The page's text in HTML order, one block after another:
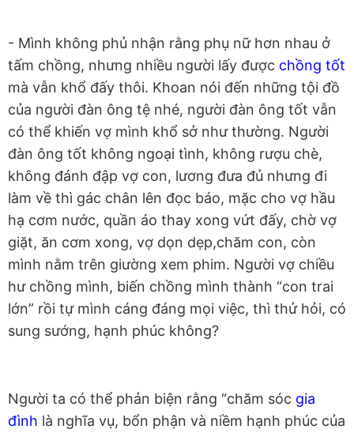
- Mình không phủ nhận rằng phụ nữ hơn nhau ở
tấm chồng, nhưng nhiều người lấy được chồng tốt
mà vẫn khổ đấy thôi. Khoan nói đến những tội đồ
của người đàn ông tệ nhé, người đàn ông tốt vẫn
có thể khiến vợ mình khổ sở như thường. Người
đàn ông tốt không ngoại tình, không rượu chè,
không đánh đập vợ con, lương đưa đủ nhưng đi
làm về thì gác chân lên đọc báo, mặc cho vợ hầu
hạ cơm nước, quần áo thay xong vứt đấy, chờ vợ
giặt, ăn cơm xong, vợ dọn dẹp,chăm con, còn
mình nằm trên giường xem phim. Người vợ chiều
hư chồng mình, biến chồng mình thành “con trai
lớn” rồi tự mình cáng đáng mọi việc, thì thử hỏi, có
sung sướng, hạnh phúc không?
Người ta có thể phản biện rằng “chăm sóc gia
đình là nghĩa vụ, bổn phận và niềm hạnh phúc của